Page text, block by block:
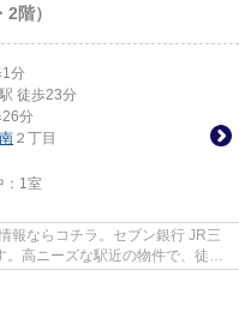
階）
1分
駅 徒歩23分
26分
２丁目
1室
報ならコチラ。セブン銀行 JR三
高ニーズな駅近の物件で、徒歩1